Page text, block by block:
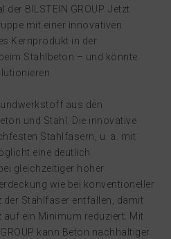
BILSTEIN GROUP. Jetzt
mit einer innovativen
Kernprodukt in der
Stahlbeton – und könnte
aus den
und Stahl. Die innovative
Stahlfasern, u. a. mit
eine deutlich
gleichzeitiger hoher
wie bei konventioneller
der Stahlfaser entfallen, damit
ein Minimum reduziert. Mit
kann Beton nachhaltiger